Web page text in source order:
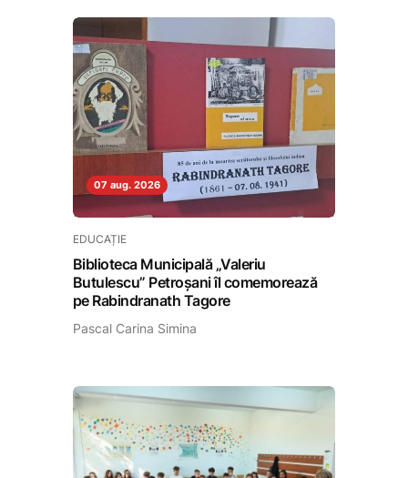
07 aug. 2026
EDUCAȚIE
Biblioteca Municipală „Valeriu
Butulescu” Petroșani îl comemorează
pe Rabindranath Tagore
Pascal Carina Simina